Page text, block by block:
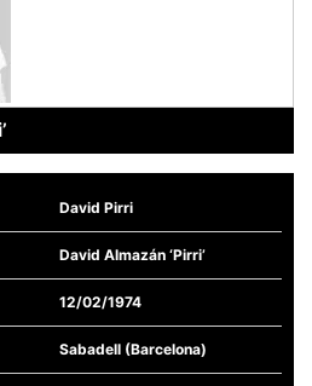
David Pirri
David Almazán ‘Pirri’
12/02/1974
Sabadell (Barcelona)
Necessàries
Aquestes